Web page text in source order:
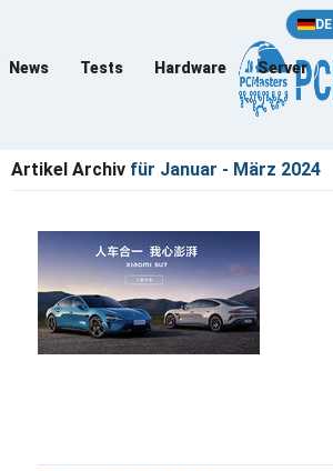
DE
News Tests Hardware Server
Artikel Archiv für Januar - März 2024